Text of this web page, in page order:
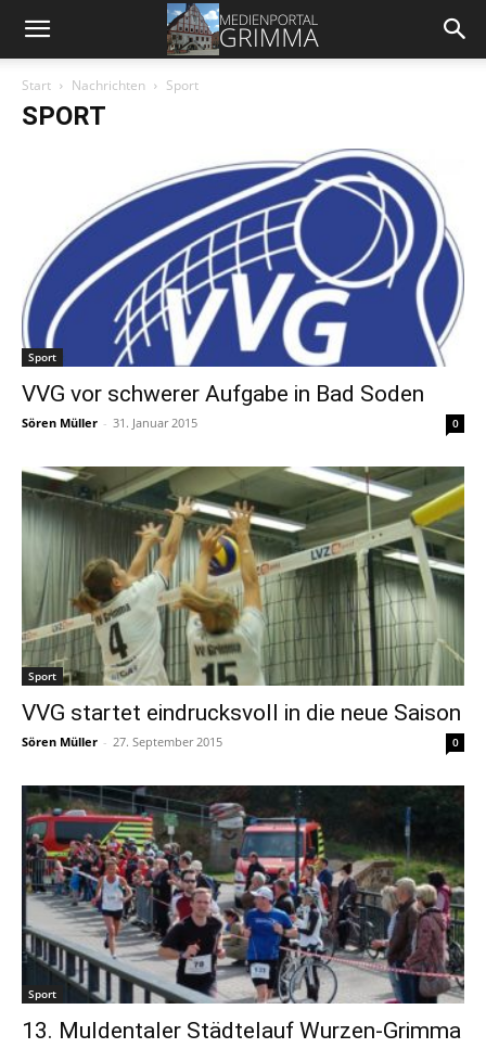
Start Nachrichten Sport
SPORT
Sport
VVG vor schwerer Aufgabe in Bad Soden
Sören Müller - 31. Januar 2015 0
Sport
VVG startet eindrucksvoll in die neue Saison
Sören Müller - 27. September 2015 0
Sport
13. Muldentaler Städtelauf Wurzen-Grimma